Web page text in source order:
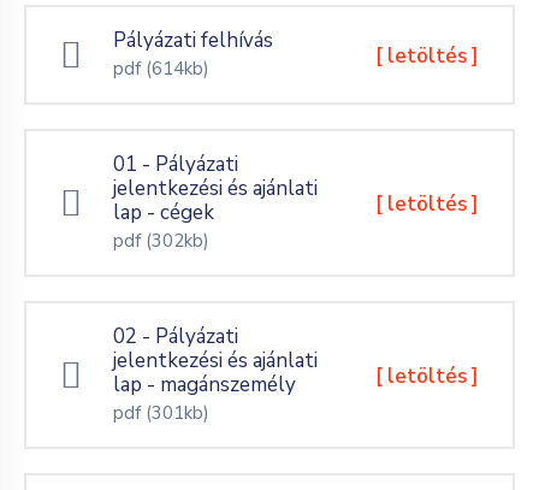
Pályázati felhívás
pdf (614kb) [ letöltés ]
01 - Pályázati
jelentkezési és ajánlati
lap - cégek
pdf (302kb)
[ letöltés ]
02 - Pályázati
jelentkezési és ajánlati
lap - magánszemély
pdf (301kb)
[ letöltés ]